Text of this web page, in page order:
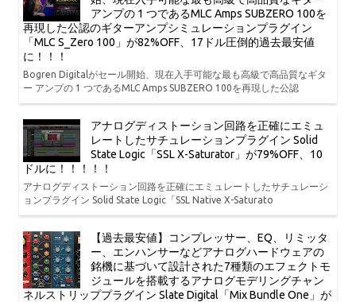
アンプの 1 つであるMLC Amps SUBZERO 100を
再現した公認のギターアンプシミュレーションプラグイン
「MLC S_Zero 100」が82%OFF、17ドル圧倒的過去最安値
に！！！
Bogren Digitalがセール開始、現在入手可能な最も高級で高品質なギタ
ー アンプの 1 つであるMLC Amps SUBZERO 100を再現した公認
アナログディストーション回路を正確にエミュ
レートしたサチュレーションプラグイン Solid
State Logic「SSL X-Saturator」が79%OFF、10
ドルに！！！！！
アナログディストーション回路を正確にエミュレートしたサチュレーシ
ョンプラグイン Solid State Logic「SSL Native X-Saturato
【過去最安値】コンプレッサー、EQ、リミッタ
ー、エンハンサーなどアナログハードウェアの
銘機に基づいて設計された7種類のエフェクトモ
ジュールを搭載するアナログモデリングチャン
ネルストリッププラグイン Slate Digital「Mix Bundle One」が